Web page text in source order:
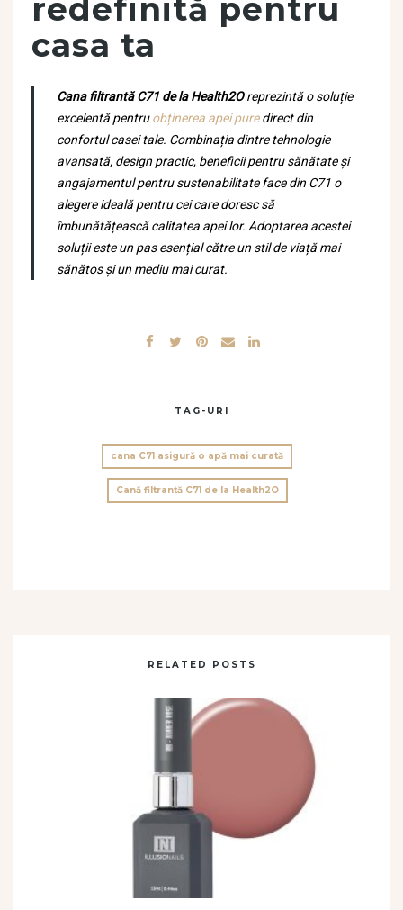
redefinită pentru
casa ta
Cana filtrantă C71 de la Health2Oreprezintă o soluție
excelentă pentruobținerea apei puredirect din
confortul casei tale. Combinația dintre tehnologie
avansată, design practic, beneficii pentru sănătate și
angajamentul pentru sustenabilitate face din C71 o
alegere ideală pentru cei care doresc să
îmbunătățească calitatea apei lor. Adoptarea acestei
soluții este un pas esențial către un stil de viață mai
sănătos și un mediu mai curat.
TAG-URI
cana C71 asigură o apă mai curată
Cană filtrantă C71 de la Health2O
RELATED POSTS